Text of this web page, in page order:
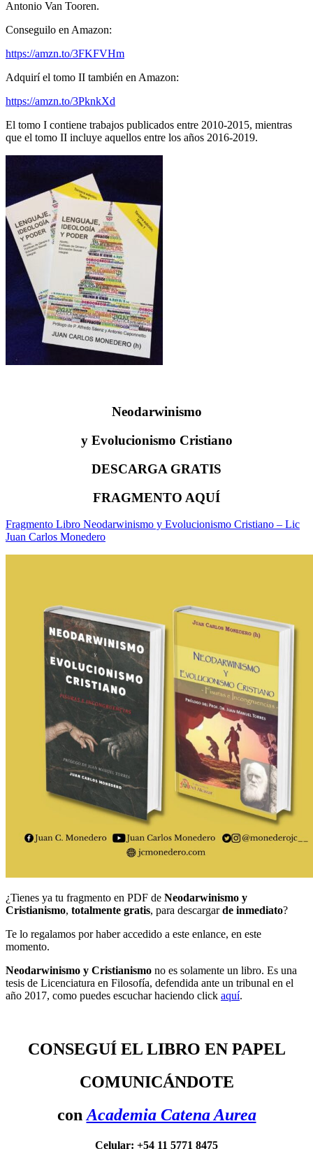
Antonio Van Tooren.
Conseguilo en Amazon:
https://amzn.to/3FKFVHm
Adquirí el tomo II también en Amazon:
https://amzn.to/3PknkXd
El tomo I contiene trabajos publicados entre 2010-2015, mientras
que el tomo II incluye aquellos entre los años 2016-2019.
Neodarwinismo
y Evolucionismo Cristiano
DESCARGA GRATIS
FRAGMENTO AQUÍ
Fragmento Libro Neodarwinismo y Evolucionismo Cristiano – Lic
Juan Carlos Monedero
¿Tienes ya tu fragmento en PDF de Neodarwinismo y
Cristianismo, totalmente gratis, para descargarde inmediato?
Te lo regalamos por haber accedido a este enlance, en este
momento.
Neodarwinismo y Cristianismo no es solamente un libro. Es una
tesis de Licenciatura en Filosofía, defendida ante un tribunal en el
año 2017, como puedes escuchar haciendo click aquí.
CONSEGUÍ EL LIBRO EN PAPEL
COMUNICÁNDOTE
con Academia Catena Aurea
Celular: +54 11 5771 8475